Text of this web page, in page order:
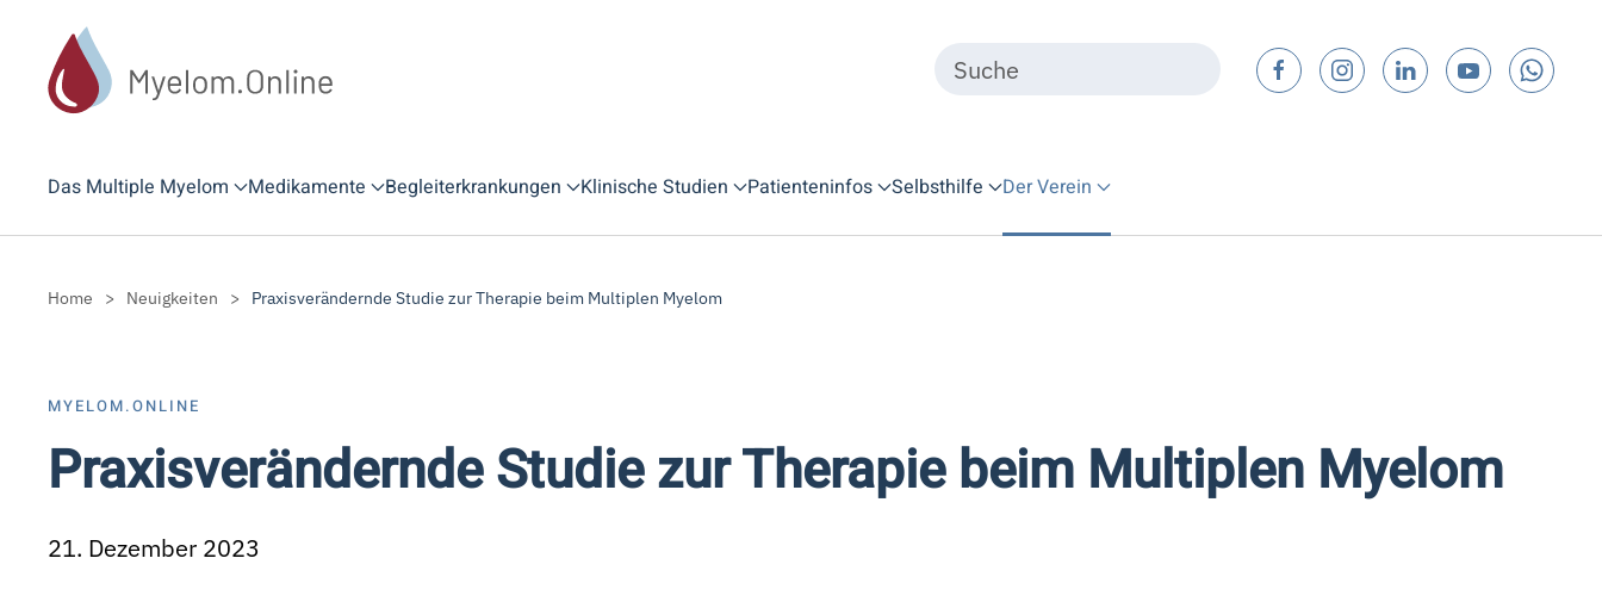
Zum Hauptinhalt springen
Das Multiple Myelom Medikamente Begleiterkrankungen Klinische Studien Patienteninfos Selbsthilfe Der Verein
Home Neuigkeiten Praxisverändernde Studie zur Therapie beim Multiplen Myelom
MYELOM.ONLINE
Praxisverändernde Studie zur Therapie beim Multiplen Myelom
21. Dezember 2023